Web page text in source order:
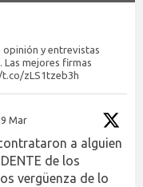
y entrevistas
Las mejores firmas
zLS1tzeb3h
Mar
a alguien
de los
vergüenza de lo